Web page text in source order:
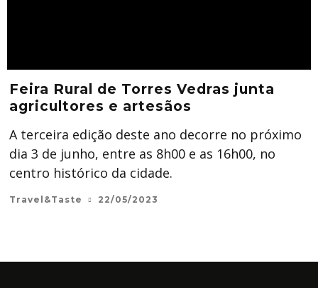
Feira Rural de Torres Vedras junta
agricultores e artesãos
A terceira edição deste ano decorre no próximo
dia 3 de junho, entre as 8h00 e as 16h00, no
centro histórico da cidade.
Travel&Taste 22/05/2023